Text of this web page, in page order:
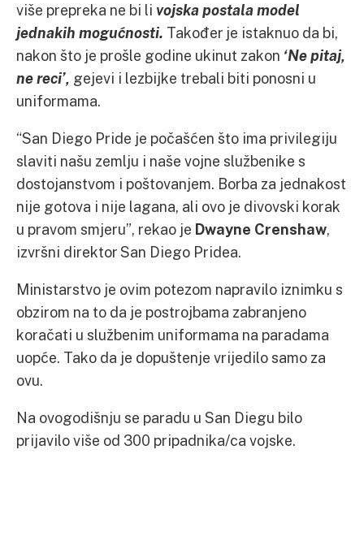
više prepreka ne bi li vojska postala model
jednakih mogućnosti. Također je istaknuo da bi,
nakon što je prošle godine ukinut zakon ‘Ne pitaj,
ne reci’, gejevi i lezbijke trebali biti ponosni u
uniformama.
“San Diego Pride je počašćen što ima privilegiju
slaviti našu zemlju i naše vojne službenike s
dostojanstvom i poštovanjem. Borba za jednakost
nije gotova i nije lagana, ali ovo je divovski korak
u pravom smjeru”, rekao je Dwayne Crenshaw,
izvršni direktor San Diego Pridea.
Ministarstvo je ovim potezom napravilo iznimku s
obzirom na to da je postrojbama zabranjeno
koračati u službenim uniformama na paradama
uopće. Tako da je dopuštenje vrijedilo samo za
ovu.
Na ovogodišnju se paradu u San Diegu bilo
prijavilo više od 300 pripadnika/ca vojske.